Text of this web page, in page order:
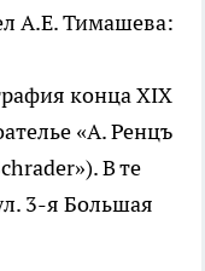
А.Е. Тимашева:
конца XIX
«А. Ренцъ
В те
3-я Большая